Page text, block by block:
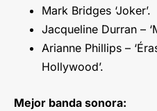
Mark Bridges ‘Joker’.
Jacqueline Durran –
Arianne Phillips –
Hollywood’.
Mejor banda sonora: